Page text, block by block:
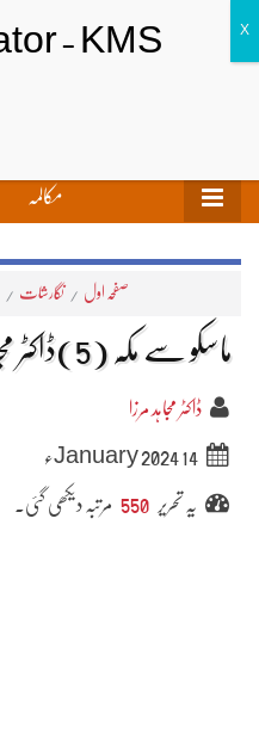
مکالمہ
صفحہ اول / نگارشات /
ماسکو سے مکّہ (5)ڈاکٹر مجاہد مرزا
ڈاکٹر مجاہد مرزا
14 January 2024ء
یہ تحریر 550 مرتبہ دیکھی گئی۔